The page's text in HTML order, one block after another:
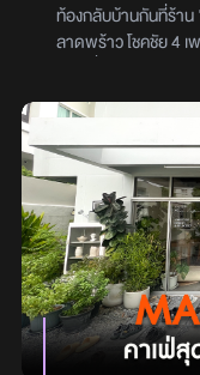
ท้องกลับบ้านกันที่ร้าน
ลาดพร้าว โชคชัย 4 เ
"ข้าวหมกไก่" ที่ข้าวร่
ไก่คือนุ่มมาก ส่วนหอ
ที่ทางร้านให้มานั้น จ
มัสมั่นเนื้อตุ๋น" คือทาง
มาก แถมรสชาติเครื่
มาลองเลย แอดแนะน
มิติใหม่ของแอดเหมือ
เส้นมีเทกเจอร์ให้เคี้ย
เกาเหลาเนื้อตุ๋น คือแ
เลยนอกจากนี้ทางร้าน
ชอบเมนูไหนก็จิ้มเลย